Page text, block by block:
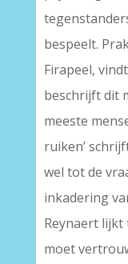
bespeelt.
Firapeel,
beschrijft dit
meeste
ruiken’
wel tot de
inkadering
Reynaert
moet